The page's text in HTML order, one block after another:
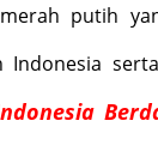
putih
Indonesia